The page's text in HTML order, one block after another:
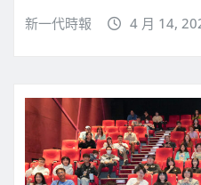
新一代時報 4 月 14,